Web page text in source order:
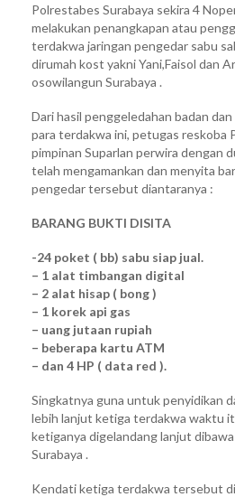
Polrestabes Surabaya sekira 4
melakukan penangkapan atau
terdakwa jaringan pengedar sabu
dirumah kost yakni Yani,Faisol dan
osowilangun Surabaya .
Dari hasil penggeledahan badan
para terdakwa ini, petugas reskoba
pimpinan Suparlan perwira dengan
telah mengamankan dan menyita
pengedar tersebut diantaranya :
BARANG BUKTI DISITA
-24 poket ( bb) sabu siap jual.
– 1 alat timbangan digital
– 2 alat hisap ( bong )
– 1 korek api gas
– uang jutaan rupiah
– beberapa kartu ATM
– dan 4 HP ( data red ).
Singkatnya guna untuk penyidikan
lebih lanjut ketiga terdakwa waktu
ketiganya digelandang lanjut
Surabaya .
Kendati ketiga terdakwa tersebut